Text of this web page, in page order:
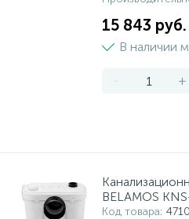
15 843 руб.
В наличии
- +
BELAMOS
Код товара: